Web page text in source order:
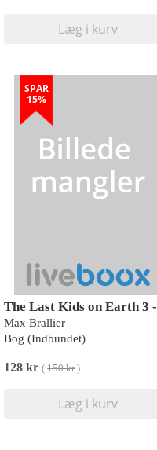
Læg i kurv
SPAR
15%
Max Brallier
Bog (Indbundet)
128 kr ( 150 kr)
Læg i kurv